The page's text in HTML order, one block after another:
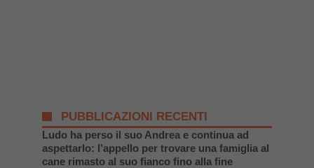
PUBBLICAZIONI RECENTI
Ludo ha perso il suo Andrea e continua ad
aspettarlo: l’appello per trovare una famiglia al
cane rimasto al suo fianco fino alla fine